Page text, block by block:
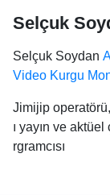
Selçuk
Selçuk Soydan
Video Kurgu
Jimijip
ı yayın ve
rgramcısı